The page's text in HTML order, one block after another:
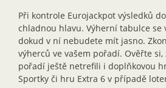
Při kontrole Eurojackpot výsledků
chladnou hlavu. Výherní tabulce se
dokud v ní nebudete mít jasno.
výherců ve vašem pořadí. Ověřte
pořadí ještě netrefili i doplňkovou
Sportky či hru Extra 6 v případě